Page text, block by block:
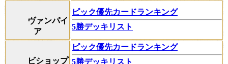
ヴァンパイ
ア
ピック優先カードランキング
5勝デッキリスト
ビショップ
ピック優先カードランキング
5勝デッキリスト